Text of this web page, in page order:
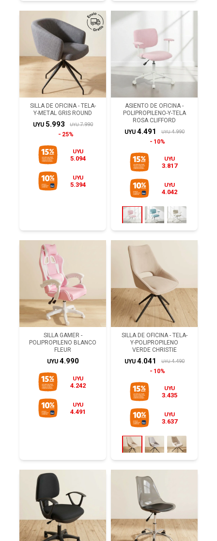
SILLA DE OFICINA - TELA-
Y-METAL GRIS ROUND
UYU 5.993 UYU 7.990
25%
UYU
5.094
UYU
5.394
ASIENTO DE OFICINA -
POLIPROPILENO-Y-TELA
ROSA CLIFFORD
UYU 4.491 UYU 4.990
10%
UYU
3.817
UYU
4.042
SILLA GAMER -
POLIPROPILENO BLANCO
FLEUR
UYU 4.990
UYU
4.242
UYU
4.491
SILLA DE OFICINA - TELA-
Y-POLIPROPILENO
VERDE CHRISTIE
UYU 4.041 UYU 4.490
10%
UYU
3.435
UYU
3.637